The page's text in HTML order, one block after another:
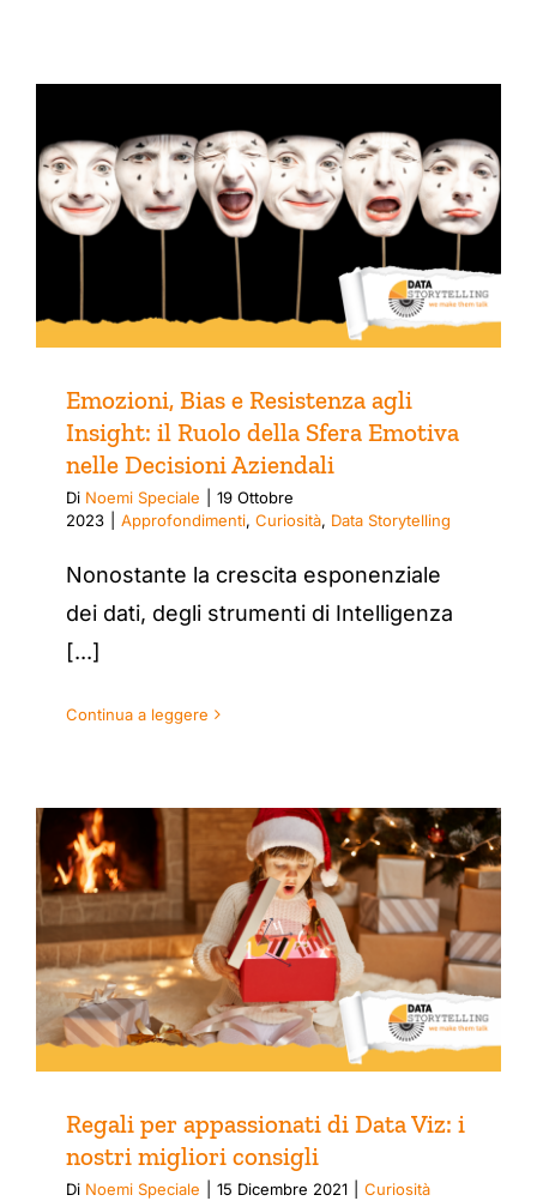
Emozioni, Bias e Resistenza agli
Insight: il Ruolo della Sfera Emotiva
nelle Decisioni Aziendali
Di Noemi Speciale
19 Ottobre
2023
Approfondimenti, Curiosità, Data Storytelling
Nonostante la crescita esponenziale
dei dati, degli strumenti di Intelligenza
[...]
Continua a leggere
Regali per appassionati di Data Viz: i
nostri migliori consigli
Di Noemi Speciale 15 Dicembre 2021 Curiosità